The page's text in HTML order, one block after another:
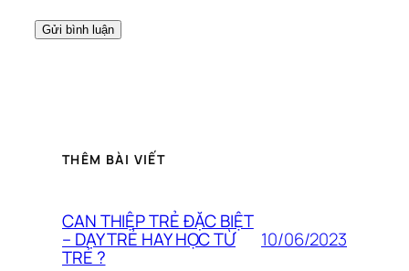
THÊM BÀI VIẾT
CAN THIỆP TRẺ ĐẶC BIỆT
– DẠY TRẺ HAY HỌC TỪ
TRẺ ?
10/06/2023